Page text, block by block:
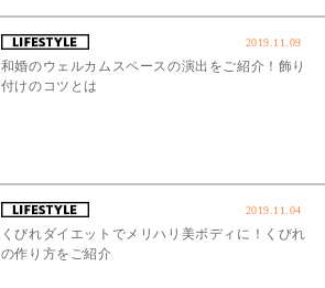
2019.11.09
和婚のウェルカムスペースの演出をご紹介！飾り
付けのコツとは
2019.11.04
くびれダイエットでメリハリ美ボディに！くびれ
の作り方をご紹介